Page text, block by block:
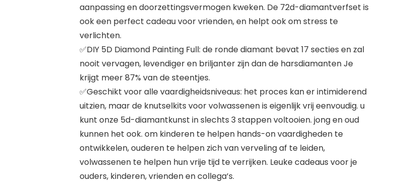
aanpassing en doorzettingsvermogen kweken. De 72d-diamantverfset is
ook een perfect cadeau voor vrienden, en helpt ook om stress te
verlichten.
✅DIY 5D Diamond Painting Full: de ronde diamant bevat 17 secties en zal
nooit vervagen, levendiger en briljanter zijn dan de harsdiamanten Je
krijgt meer 87% van de steentjes.
✅Geschikt voor alle vaardigheidsniveaus: het proces kan er intimiderend
uitzien, maar de knutselkits voor volwassenen is eigenlijk vrij eenvoudig. u
kunt onze 5d-diamantkunst in slechts 3 stappen voltooien. jong en oud
kunnen het ook. om kinderen te helpen hands-on vaardigheden te
ontwikkelen, ouderen te helpen zich van verveling af te leiden,
volwassenen te helpen hun vrije tijd te verrijken. Leuke cadeaus voor je
ouders, kinderen, vrienden en collega’s.